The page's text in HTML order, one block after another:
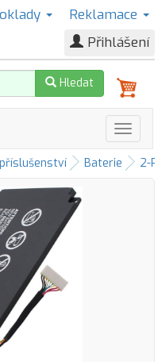
Reklamace
Přihlášení
Hledat
Baterie 2-